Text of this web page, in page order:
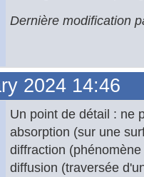
Dernière modification
2024 14:46
Un point de détail : ne
absorption (sur une
diffraction
diffusion (traversée